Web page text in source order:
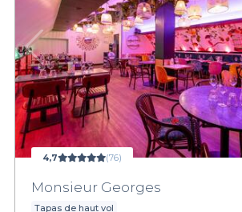
4,7 (76)
Monsieur Georges
Tapas de haut vol